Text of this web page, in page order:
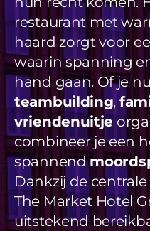
restaurant met
haard zorgt voor
waarin spanning
hand gaan. Of je
teambuilding,
vriendenuitje
combineer je een
spannend
Dankzij de
The Market Hotel
uitstekend